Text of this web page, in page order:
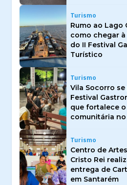
Turismo
Rumo ao Lago
como chegar
do II Festival
Turístico
Turismo
Vila Socorro
Festival
que fortalece
comunitária
Turismo
Centro de
Cristo Rei
entrega de
em Santarém